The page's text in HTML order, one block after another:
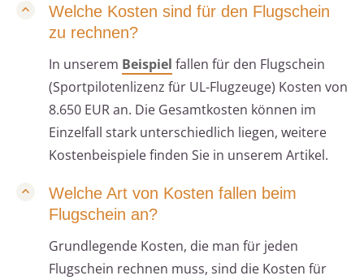
Welche Kosten sind für den Flugschein
zu rechnen?
In unserem Beispiel fallen für den Flugschein
(Sportpilotenlizenz für UL-Flugzeuge) Kosten von
8.650 EUR an. Die Gesamtkosten können im
Einzelfall stark unterschiedlich liegen, weitere
Kostenbeispiele finden Sie in unserem Artikel.
Welche Art von Kosten fallen beim
Flugschein an?
Grundlegende Kosten, die man für jeden
Flugschein rechnen muss, sind die Kosten für